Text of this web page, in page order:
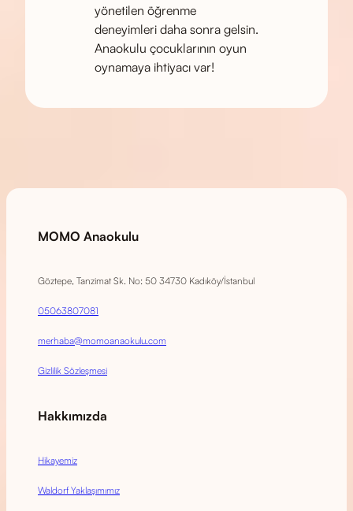
yönetilen öğrenme
deneyimleri daha sonra gelsin.
Anaokulu çocuklarının oyun
oynamaya ihtiyacı var!
MOMO Anaokulu
Göztepe, Tanzimat Sk. No: 50 34730 Kadıköy/İstanbul
05063807081
merhaba@momoanaokulu.com
Gizlilik Sözleşmesi
Hakkımızda
Hikayemiz
Waldorf Yaklaşımımız